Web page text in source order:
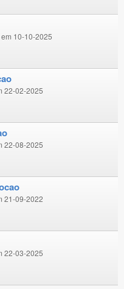
10-10-2025
22-02-2025
22-08-2025
21-09-2022
22-03-2025